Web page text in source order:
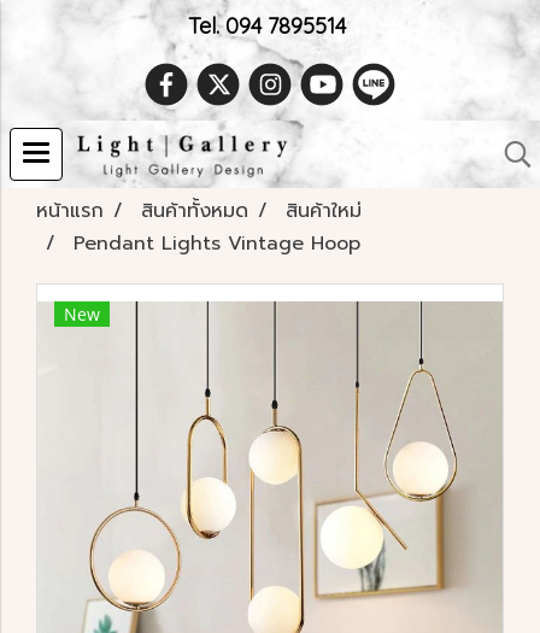
Tel. 094 7895514
หน้าแรก สินค้าทั้งหมด
สินค้าใหม่
Pendant Lights Vintage Hoop
New